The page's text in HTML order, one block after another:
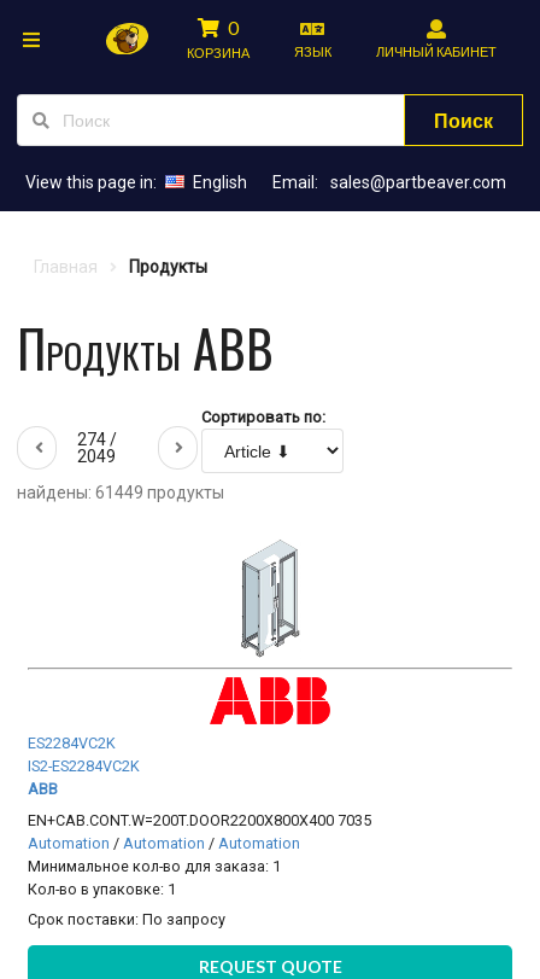
0
КОРЗИНА ЯЗЫК ЛИЧНЫЙ КАБИНЕТ
Поиск
View this page in: English Email: sales@partbeaver.com
Главная Продукты
Продукты ABB
274 /
2049
Сортировать по:
найдены: 61449 продукты
ES2284VC2K
IS2-ES2284VC2K
ABB
EN+CAB.CONT.W=200T.DOOR2200X800X400 7035
Automation / Automation / Automation
Минимальное кол-во для заказа: 1
Кол-во в упаковке: 1
Срок поставки:По запросу
REQUEST QUOTE